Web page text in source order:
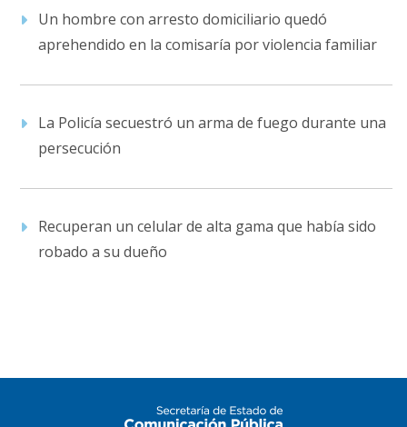
Un hombre con arresto domiciliario quedó
aprehendido en la comisaría por violencia familiar
La Policía secuestró un arma de fuego durante una
persecución
Recuperan un celular de alta gama que había sido
robado a su dueño